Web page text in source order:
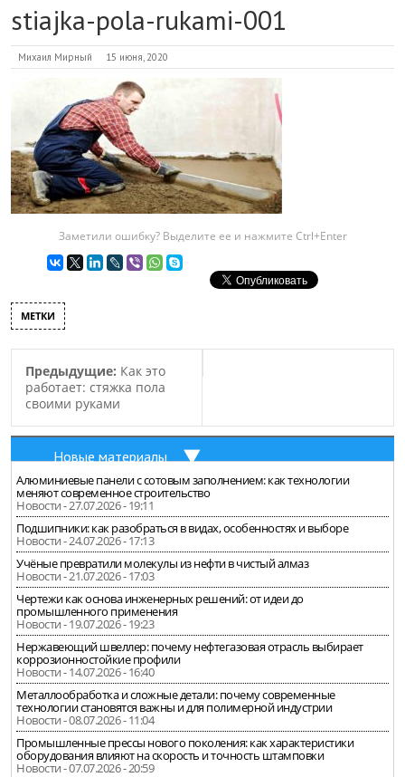
stiajka-pola-rukami-001
Михаил Мирный 15 июня, 2020
Заметили ошибку? Выделите ее и нажмите Ctrl+Enter
МЕТКИ
Предыдущие: Как это
работает: стяжка пола
своими руками
Новые материалы
Алюминиевые панели с сотовым заполнением: как технологии
меняют современное строительство
Новости - 27.07.2026 - 19:11
Подшипники: как разобраться в видах, особенностях и выборе
Новости - 24.07.2026 - 17:13
Учёные превратили молекулы из нефти в чистый алмаз
Новости - 21.07.2026 - 17:03
Чертежи как основа инженерных решений: от идеи до
промышленного применения
Новости - 19.07.2026 - 19:23
Нержавеющий швеллер: почему нефтегазовая отрасль выбирает
коррозионностойкие профили
Новости - 14.07.2026 - 16:40
Металлообработка и сложные детали: почему современные
технологии становятся важны и для полимерной индустрии
Новости - 08.07.2026 - 11:04
Промышленные прессы нового поколения: как характеристики
оборудования влияют на скорость и точность штамповки
Новости - 07.07.2026 - 20:59